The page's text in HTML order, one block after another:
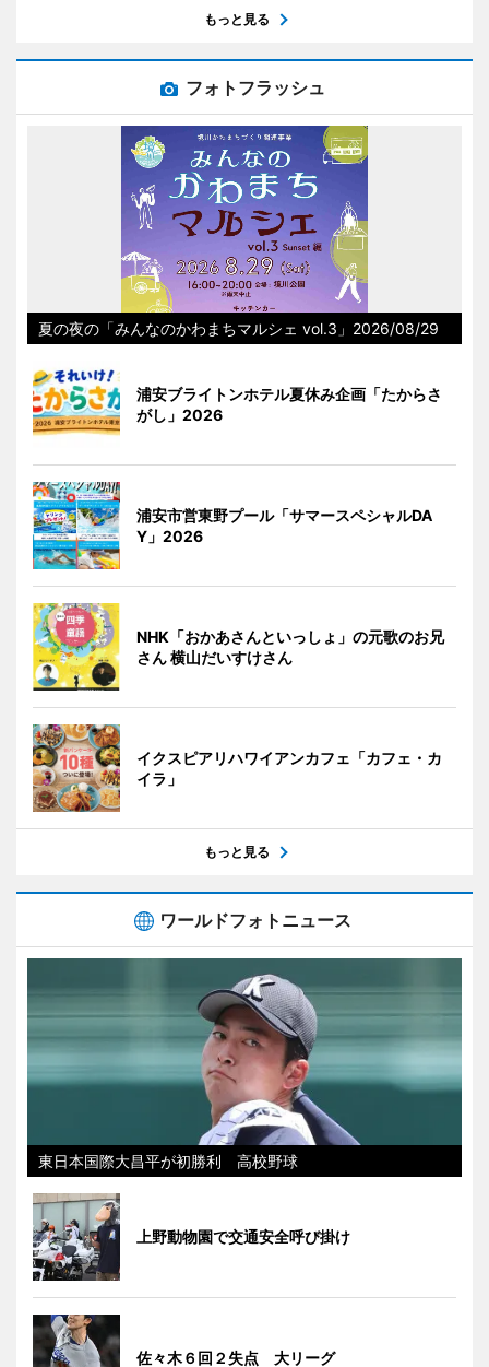
もっと見る
フォトフラッシュ
夏の夜の「みんなのかわまちマルシェ vol.3」2026/08/29
浦安ブライトンホテル夏休み企画「たからさ
がし」2026
浦安市営東野プール「サマースペシャルDA
Y」2026
NHK「おかあさんといっしょ」の元歌のお兄
さん 横山だいすけさん
イクスピアリハワイアンカフェ「カフェ・カ
イラ」
もっと見る
ワールドフォトニュース
東日本国際大昌平が初勝利 高校野球
上野動物園で交通安全呼び掛け
佐々木６回２失点 大リーグ